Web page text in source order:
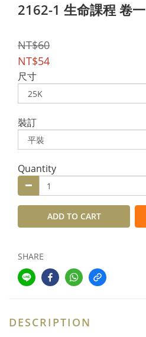
2162-1 生命課程 卷一
NT$60
NT$54
尺寸
裝訂
Quantity
ADD TO CART
SHARE
DESCRIPTION